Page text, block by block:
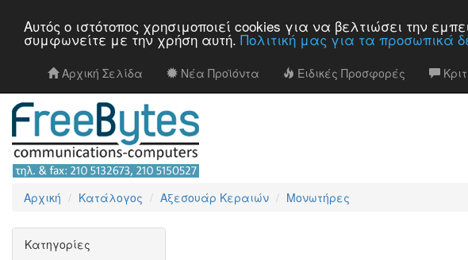
Αυτός ο ιστότοπος χρησιμοποιεί cookies για να βελτιώσει την
συμφωνείτε με την χρήση αυτή. Πολιτική μας για τα προσωπικά
Αρχική Σελίδα Νέα Προϊόντα Ειδικές Προσφορές
Αρχική Κατάλογος Αξεσουάρ Κεραιών Μονωτήρες
Κατηγορίες